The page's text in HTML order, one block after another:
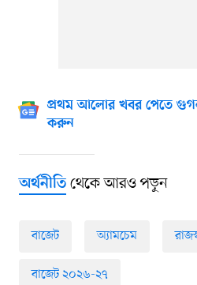
প্রথম আলোর খবর পেতে
করুন
অর্থনীতিথেকে আরও পড়ুন
বাজেট অ্যামচেম
বাজেট ২০২৬-২৭